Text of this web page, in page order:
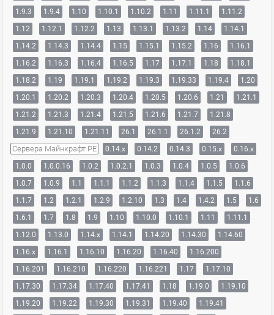
1.9.3
1.9.4 1.10 1.10.1 1.10.2 1.11 1.11.1
1.11.2
1.12
1.12.1 1.12.2 1.13 1.13.1 1.13.2 1.14
1.14.1
1.14.2
1.14.3 1.14.4 1.15 1.15.1 1.15.2 1.16
1.16.1
1.16.2
1.16.3 1.16.4 1.16.5 1.17 1.17.1 1.18
1.18.1
1.18.2
1.19 1.19.1 1.19.2 1.19.3 1.19.33 1.19.4
1.20
1.20.1
1.20.2 1.20.3 1.20.4 1.20.5 1.20.6 1.21
1.21.1
1.21.2
1.21.3 1.21.4 1.21.5 1.21.6 1.21.7
1.21.8
1.21.9
1.21.10 1.21.11 26.1 26.1.1 26.1.2 26.2
Сервера Майнкрафт PE 0.14.x 0.14.2 0.14.3 0.15.x
0.16.x
1.0.0
1.0.0.16 1.0.2 1.0.2.1 1.0.3 1.0.4 1.0.5
1.0.6
1.0.7
1.0.9 1.1 1.1.1 1.1.2 1.1.3 1.1.4 1.1.5
1.1.6
1.1.7
1.2 1.2.1 1.2.9 1.2.10 1.3 1.4 1.4.2 1.5
1.6
1.6.1
1.7 1.8 1.9 1.10 1.10.0 1.10.1 1.11
1.11.1
1.12.0
1.13.0 1.14.x 1.14.1 1.14.20 1.14.30
1.14.60
1.16.x
1.16.1 1.16.10 1.16.20 1.16.40
1.16.200
1.16.201
1.16.210 1.16.220 1.16.221 1.17
1.17.10
1.17.30
1.17.34 1.17.40 1.17.41 1.18 1.19.0
1.19.10
1.19.20
1.19.22 1.19.30 1.19.31 1.19.40
1.19.41